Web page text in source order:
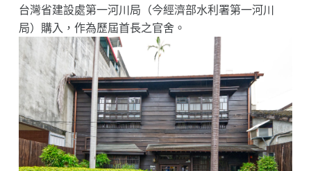
台灣省建設處第一河川局（今經濟部水利署第一河川
局）購入，作為歷屆首長之官舍。